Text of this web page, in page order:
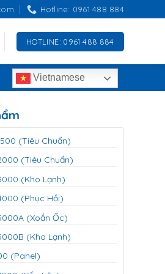
Hotline: 0961 488 884
HOTLINE: 0961 488 884
Vietnamese
(Tiêu Chuẩn)
(Tiêu Chuẩn)
(Kho Lạnh)
(Phục Hồi)
(Xoắn Ốc)
(Kho Lạnh)
(Panel)